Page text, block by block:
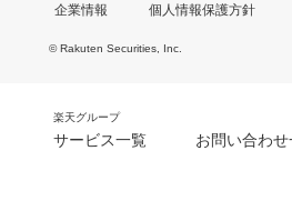
企業情報 個人情報保護方針
© Rakuten Securities, Inc.
楽天グループ
サービス一覧 お問い合わ